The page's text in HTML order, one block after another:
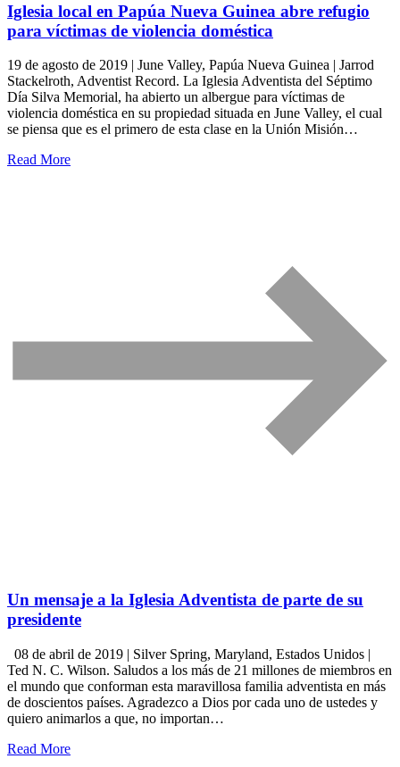
Iglesia local en Papúa Nueva Guinea abre refugio
para víctimas de violencia doméstica
19 de agosto de 2019 | June Valley, Papúa Nueva Guinea | Jarrod
Stackelroth, Adventist Record. La Iglesia Adventista del Séptimo
Día Silva Memorial, ha abierto un albergue para víctimas de
violencia doméstica en su propiedad situada en June Valley, el cual
se piensa que es el primero de esta clase en la Unión Misión…
Read More
Un mensaje a la Iglesia Adventista de parte de su
presidente
08 de abril de 2019 | Silver Spring, Maryland, Estados Unidos |
Ted N. C. Wilson. Saludos a los más de 21 millones de miembros en
el mundo que conforman esta maravillosa familia adventista en más
de doscientos países. Agradezco a Dios por cada uno de ustedes y
quiero animarlos a que, no importan…
Read More